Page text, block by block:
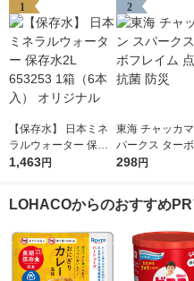
1
【保存水】 日本ミネ
ラルウォーター 保存
水2L 653253 1箱（6
1,463円
2
東海 チャッカ
パークス ター
イム 点火棒 抗菌
298円
LOHACOからのおすすめ